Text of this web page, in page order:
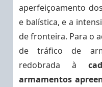
aperfeiçoamento
e balística, e a
de fronteira. Para o
de tráfico de
redobrada à
armamentos